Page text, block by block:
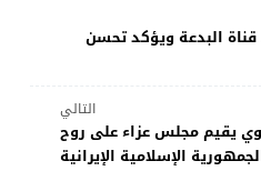
البدعة ويؤكد تحسن
التالي
يقيم مجلس عزاء على روح
الإسلامية الإيرانية